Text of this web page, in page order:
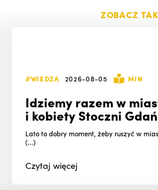
ZOBACZ
#WIEDZA 2026-08-05 MIN
Idziemy razem w
i kobiety Stoczni
Lato to dobry moment, żeby ruszyć w
(...)
Czytajwięcej